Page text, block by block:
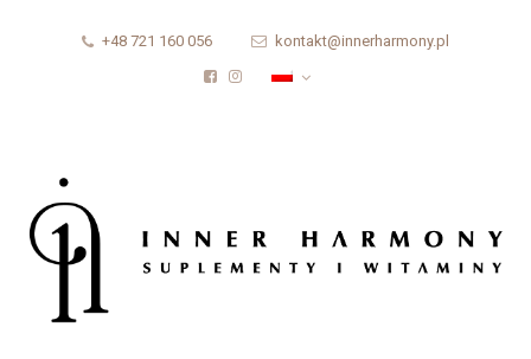
+48 721 160 056 kontakt@innerharmony.pl